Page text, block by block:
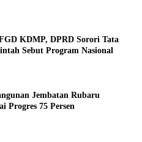
KDMP, DPRD Sorori Tata
Sebut Program Nasional
Jembatan Rubaru
Progres 75 Persen